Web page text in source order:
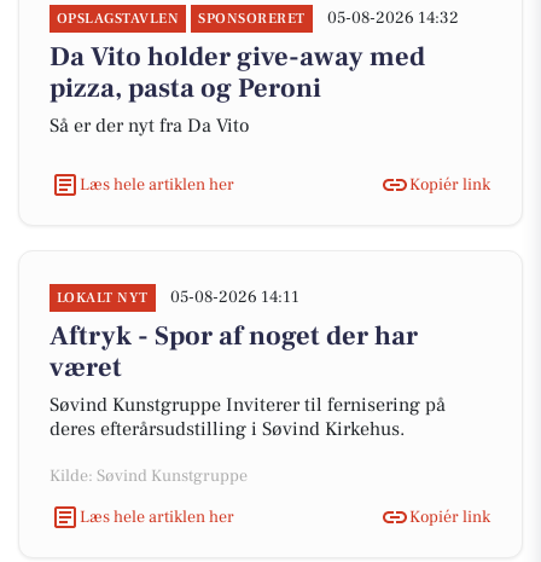
OPSLAGSTAVLEN SPONSORERET 05-08-2026 14:32
Da Vito holder give-away med
pizza, pasta og Peroni
Så er der nyt fra Da Vito
Læs hele artiklen her Kopiér link
LOKALT NYT 05-08-2026 14:11
Aftryk - Spor af noget der har
været
Søvind Kunstgruppe Inviterer til fernisering på
deres efterårsudstilling i Søvind Kirkehus.
Kilde: Søvind Kunstgruppe
Læs hele artiklen her
Kopiér link